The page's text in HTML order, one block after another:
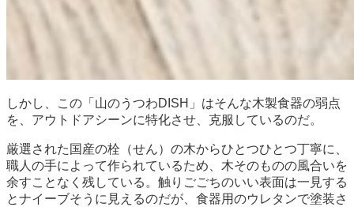
しかし、この「山のうつわDISH」はそんな木製食器の弱点
を、アウトドアシーンに特化させ、克服しているのだ。
厳選された国産の栓（せん）の木からひとつひとつ丁寧に、
職人の手によって作られているため、木そのものの風合いを
余すことなく残している。触りごごちのいい表面は一見する
とナイーブそうに見えるのだが、食器用のウレタンで塗装さ